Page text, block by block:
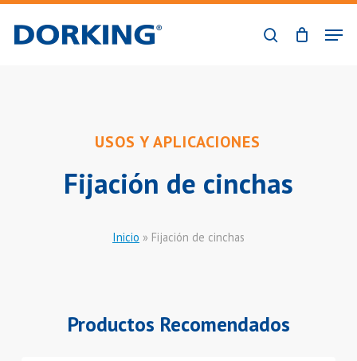
buscar
Menu
USOS Y APLICACIONES
Fijación de cinchas
Inicio » Fijación de cinchas
Productos Recomendados